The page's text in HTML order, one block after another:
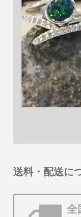
送料・配送に
全